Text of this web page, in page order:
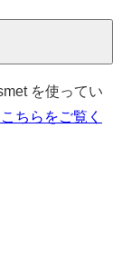
を使ってい
ちらをご覧く